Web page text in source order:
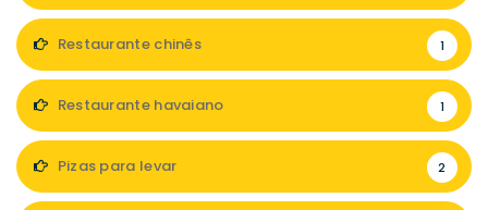
Restaurante chinês 1
Restaurante havaiano 1
Pizas para levar 2